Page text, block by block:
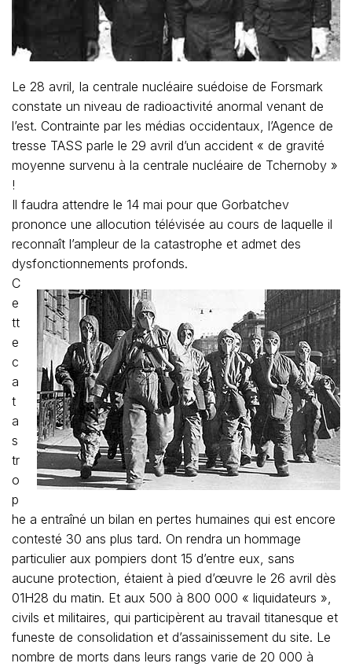
Le 28 avril, la centrale nucléaire suédoise de Forsmark
constate un niveau de radioactivité anormal venant de
l’est. Contrainte par les médias occidentaux, l’Agence de
tresse TASS parle le 29 avril d’un accident « de gravité
moyenne survenu à la centrale nucléaire de Tchernoby »
!
Il faudra attendre le 14 mai pour que Gorbatchev
prononce une allocution télévisée au cours de laquelle il
reconnaît l’ampleur de la catastrophe et admet des
dysfonctionnements profonds.
C
e
tt
e
c
a
t
a
s
tr
o
p
he a entraîné un bilan en pertes humaines qui est encore
contesté 30 ans plus tard. On rendra un hommage
particulier aux pompiers dont 15 d’entre eux, sans
aucune protection, étaient à pied d’œuvre le 26 avril dès
01H28 du matin. Et aux 500 à 800 000 « liquidateurs »,
civils et militaires, qui participèrent au travail titanesque et
funeste de consolidation et d’assainissement du site. Le
nombre de morts dans leurs rangs varie de 20 000 à